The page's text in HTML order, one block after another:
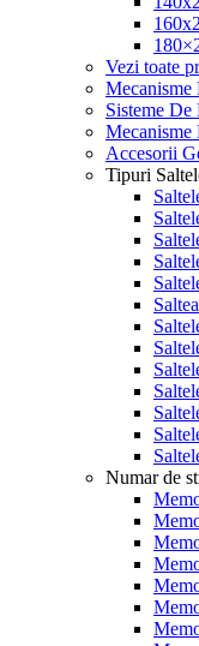
Vezi toate
Mecanisme
Sisteme De
Mecanisme
Accesorii
Tipuri
Numar de